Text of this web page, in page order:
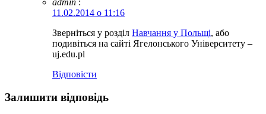
admin :
11.02.2014 о 11:16
Зверніться у розділ Навчання у Польщі, або
подивіться на сайті Ягелонського Університету –
uj.edu.pl
Відповіcти
Залишити відповідь